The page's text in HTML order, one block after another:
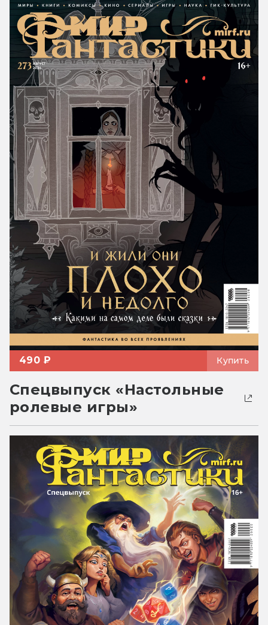
490 ₽ Купить
Спецвыпуск «Настольные
ролевые игры»